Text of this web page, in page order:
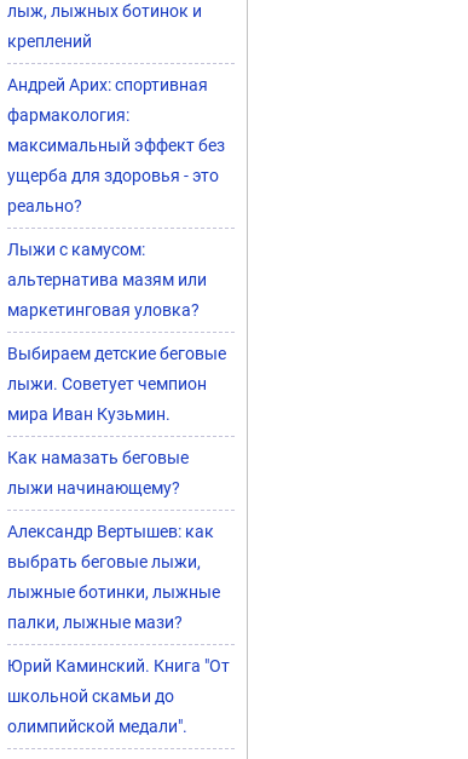
лыж, лыжных ботинок и
креплений
Андрей Арих: спортивная
фармакология:
максимальный эффект без
ущерба для здоровья - это
реально?
Лыжи с камусом:
альтернатива мазям или
маркетинговая уловка?
Выбираем детские беговые
лыжи. Советует чемпион
мира Иван Кузьмин.
Как намазать беговые
лыжи начинающему?
Александр Вертышев: как
выбрать беговые лыжи,
лыжные ботинки, лыжные
палки, лыжные мази?
Юрий Каминский. Книга "От
школьной скамьи до
олимпийской медали".